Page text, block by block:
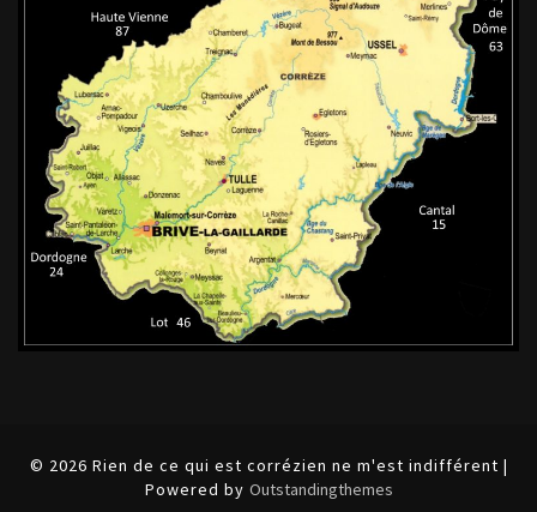
© 2026 Rien de ce qui est corrézien ne m'est indifférent |
Powered by Outstandingthemes